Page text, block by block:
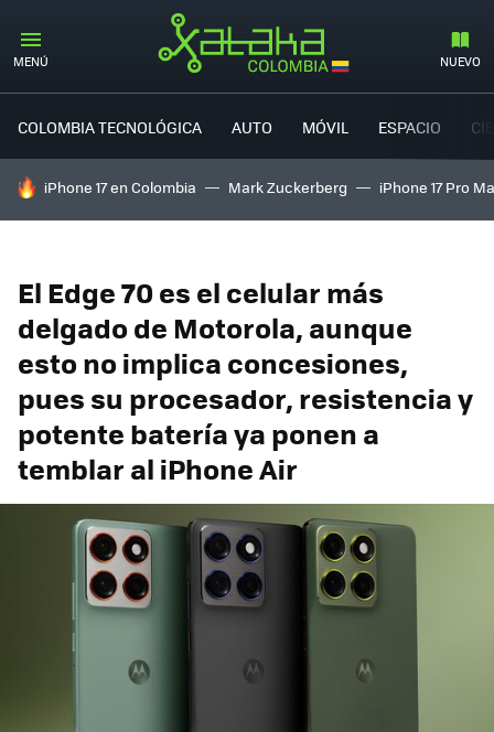
MENÚ NUEVO
COLOMBIA TECNOLÓGICA AUTO MÓVIL ESPACIO
HOY SE HABLA DE
iPhone 17 en Colombia Mark Zuckerberg iPhone 17 Pro
El Edge 70 es el celular más
delgado de Motorola, aunque
esto no implica concesiones,
pues su procesador, resistencia y
potente batería ya ponen a
temblar al iPhone Air